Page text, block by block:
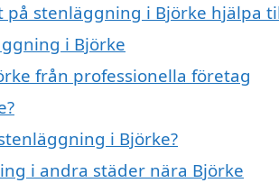
stenläggning i Björke hjälpa
i Björke
från professionella företag
i Björke?
i andra städer nära Björke